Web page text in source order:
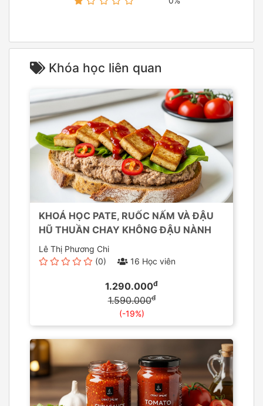
Khóa học liên quan
KHOÁ HỌC PATE, RUỐC NẤM VÀ ĐẬU
HŨ THUẦN CHAY KHÔNG ĐẬU NÀNH
Lê Thị Phương Chi
(0)
16 Học viên
1.290.000đ
1.590.000đ
(-19%)